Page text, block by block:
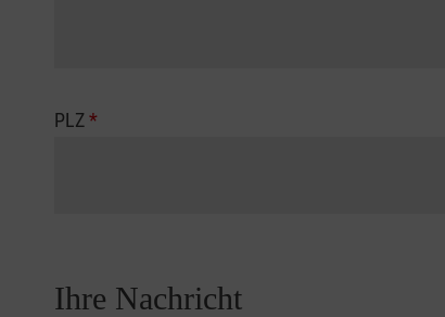
PLZ*
Ihre Nachricht